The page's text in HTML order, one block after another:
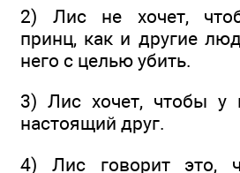
2) Лис не хочет,
принц, как и другие
него с целью убить.
3) Лис хочет, чтобы у
настоящий друг.
4) Лис говорит это,